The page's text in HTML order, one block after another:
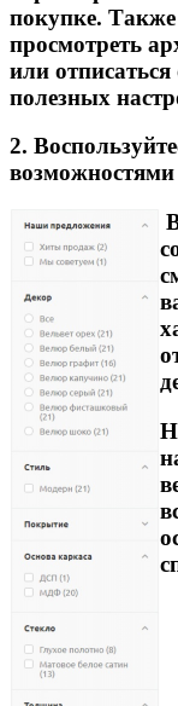
покупке.
просмотреть
или
полезных
2.
возможностями